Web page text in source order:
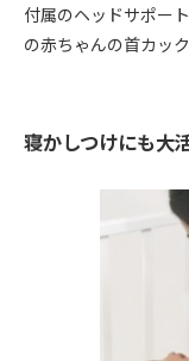
付属のヘッドサポー
の赤ちゃんの首カッ
寝かしつけにも大